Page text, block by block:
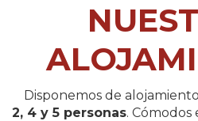
Disponemos de
2, 4 y 5 personas. Cómodos